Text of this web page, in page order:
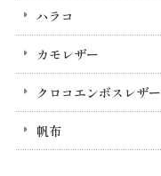
ハラコ
カモレザー
クロコエンボスレザー
帆布